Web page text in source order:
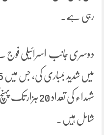
رہی ہے۔
دوسری جانب اسرائیلی فوج
شامل ہیں۔